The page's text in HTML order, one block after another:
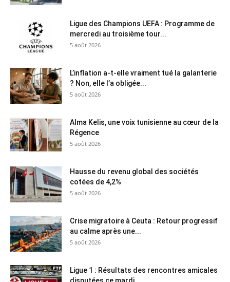
Ligue des Champions UEFA : Programme de
mercredi au troisième tour...
5 août 2026
L’inflation a-t-elle vraiment tué la galanterie
? Non, elle l’a obligée...
5 août 2026
Alma Kelis, une voix tunisienne au cœur de la
Régence
5 août 2026
Hausse du revenu global des sociétés
cotées de 4,2%
5 août 2026
Crise migratoire à Ceuta : Retour progressif
au calme après une...
5 août 2026
Ligue 1 : Résultats des rencontres amicales
disputées ce mardi